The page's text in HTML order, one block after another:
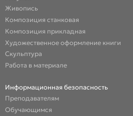
Живопись
Композиция станковая
Композиция прикладная
Художественное оформление книги
Скульптура
Работа в материале
Информационная безопасность
Преподавателям
Обучающимся